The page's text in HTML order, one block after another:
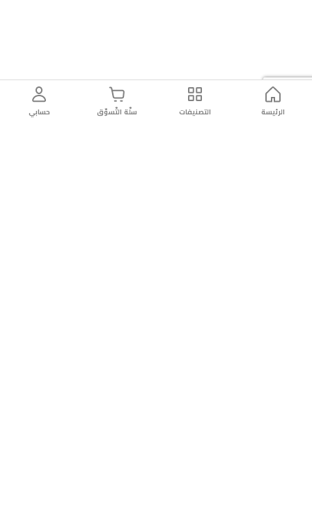
الرئيسة التصنيفات سلّة التّسوّق حسابي